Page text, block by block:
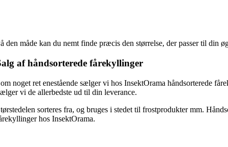
den måde kan du nemt finde præcis den størrelse, der passer til din
af håndsorterede fårekyllinger
noget ret enestående sælger vi hos InsektOrama håndsorterede
vi de allerbedste ud til din leverance.
sorteres fra, og bruges i stedet til frostprodukter mm.
hos InsektOrama.